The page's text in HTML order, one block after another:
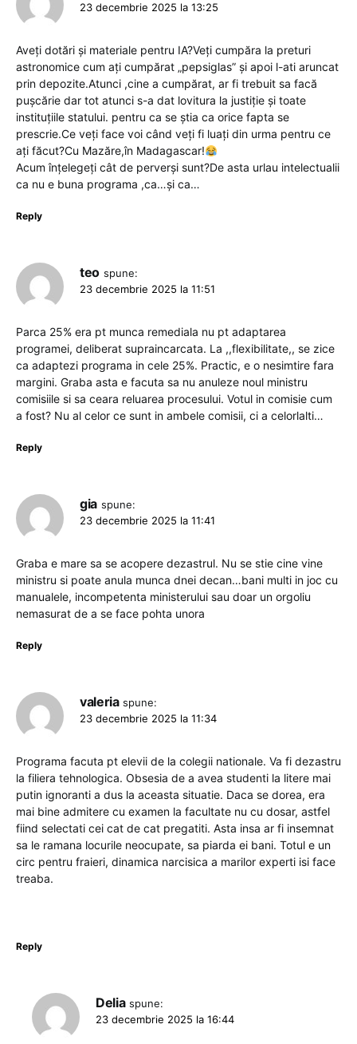
23 decembrie 2025 la 13:25
Aveți dotări și materiale pentru IA?Veți cumpăra la preturi
astronomice cum ați cumpărat „pepsiglas” și apoi l-ati aruncat
prin depozite.Atunci ,cine a cumpărat, ar fi trebuit sa facă
pușcărie dar tot atunci s-a dat lovitura la justiție și toate
instituțiile statului. pentru ca se știa ca orice fapta se
prescrie.Ce veți face voi când veți fi luați din urma pentru ce
ați făcut?Cu Mazăre,în Madagascar!
Acum înțelegeți cât de perverși sunt?De asta urlau intelectualii
ca nu e buna programa ,ca…și ca…
Reply
teo spune:
23 decembrie 2025 la 11:51
Parca 25% era pt munca remediala nu pt adaptarea
programei, deliberat supraincarcata. La ,,flexibilitate,, se zice
ca adaptezi programa in cele 25%. Practic, e o nesimtire fara
margini. Graba asta e facuta sa nu anuleze noul ministru
comisiile si sa ceara reluarea procesului. Votul in comisie cum
a fost? Nu al celor ce sunt in ambele comisii, ci a celorlalti…
Reply
gia spune:
23 decembrie 2025 la 11:41
Graba e mare sa se acopere dezastrul. Nu se stie cine vine
ministru si poate anula munca dnei decan…bani multi in joc cu
manualele, incompetenta ministerului sau doar un orgoliu
nemasurat de a se face pohta unora
Reply
valeria spune:
23 decembrie 2025 la 11:34
Programa facuta pt elevii de la colegii nationale. Va fi dezastru
la filiera tehnologica. Obsesia de a avea studenti la litere mai
putin ignoranti a dus la aceasta situatie. Daca se dorea, era
mai bine admitere cu examen la facultate nu cu dosar, astfel
fiind selectati cei cat de cat pregatiti. Asta insa ar fi insemnat
sa le ramana locurile neocupate, sa piarda ei bani. Totul e un
circ pentru fraieri, dinamica narcisica a marilor experti isi face
treaba.
Reply
Delia spune:
23 decembrie 2025 la 16:44